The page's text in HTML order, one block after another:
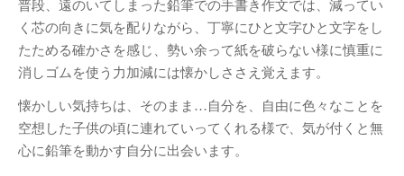
リンク
ジュエリーデザインコー
名古屋造形大学
建築／インテリアデザイ
ンコース
減災デザイン研究室
普段、遠のいてしまった鉛筆での手書き作文では、減ってい
く芯の向きに気を配りながら、丁寧にひと文字ひと文字をし
たためる確かさを感じ、勢い余って紙を破らない様に慎重に
消しゴムを使う力加減には懐かしささえ覚えます。
懐かしい気持ちは、そのまま…自分を、自由に色々なことを
空想した子供の頃に連れていってくれる様で、気が付くと無
心に鉛筆を動かす自分に出会います。